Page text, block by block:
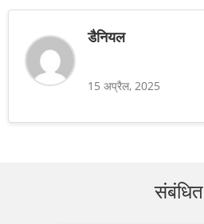
डैनियल
15 अप्रैल, 2025
संबंधित